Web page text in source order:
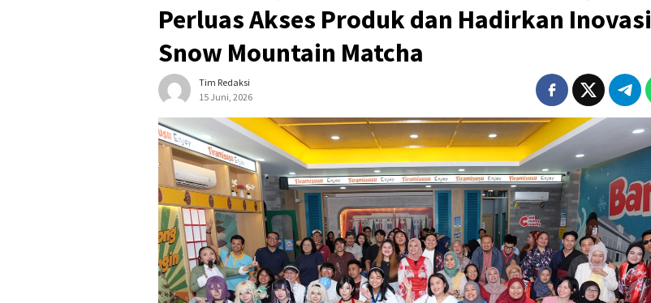
Perluas Akses Produk dan Hadirkan Inovasi
Snow Mountain Matcha
Tim Redaksi
15 Juni, 2026